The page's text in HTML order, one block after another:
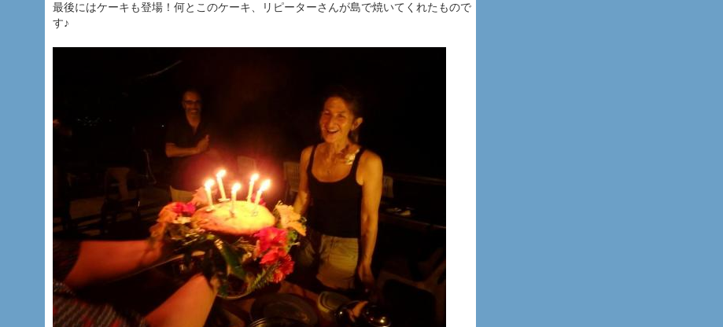
最後にはケーキも登場！何とこのケーキ、リピーターさんが島で焼いてくれたもので
す♪